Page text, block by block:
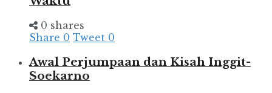
0 shares
Share 0 Tweet 0
Awal Perjumpaan dan Kisah Inggit-
Soekarno